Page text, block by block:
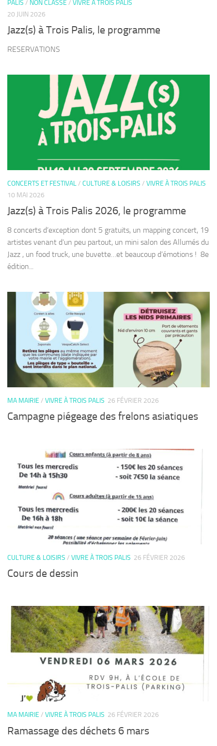
PALIS / NON CLASSÉ / VIVRE À TROIS PALIS
20 JUIN 2026
Jazz(s) à Trois Palis, le programme
RESERVATIONS
CONCERTS ET FESTIVAL/ CULTURE & LOISIRS / VIVRE À TROIS PALIS
10 MAI 2026
Jazz(s) à Trois Palis 2026, le programme
8 concerts d’exception dont 5 gratuits, un mapping concert, 19
artistes venant d’un peu partout, un mini salon des Allumés du
Jazz , un food truck, une buvette…et beaucoup d’émotions ! ​ 8e
édition...
MA MAIRIE / VIVRE À TROIS PALIS 26 FÉVRIER 2026
Campagne piégeage des frelons asiatiques
CULTURE & LOISIRS / VIVRE À TROIS PALIS 26 FÉVRIER 2026
Cours de dessin
MA MAIRIE / VIVRE À TROIS PALIS 26 FÉVRIER 2026
Ramassage des déchets 6 mars